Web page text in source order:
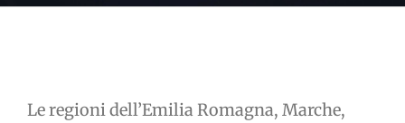
Le regioni dell’Emilia Romagna, Marche,